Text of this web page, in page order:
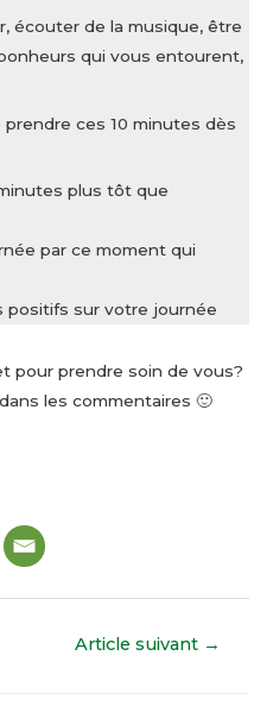
écouter de la musique, être
qui vous entourent,
ces 10 minutes dès
plus tôt que
par ce moment qui
positifs sur votre journée
pour prendre soin de vous?
les commentaires 🙂
Article suivant →